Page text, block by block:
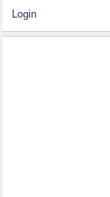
Login